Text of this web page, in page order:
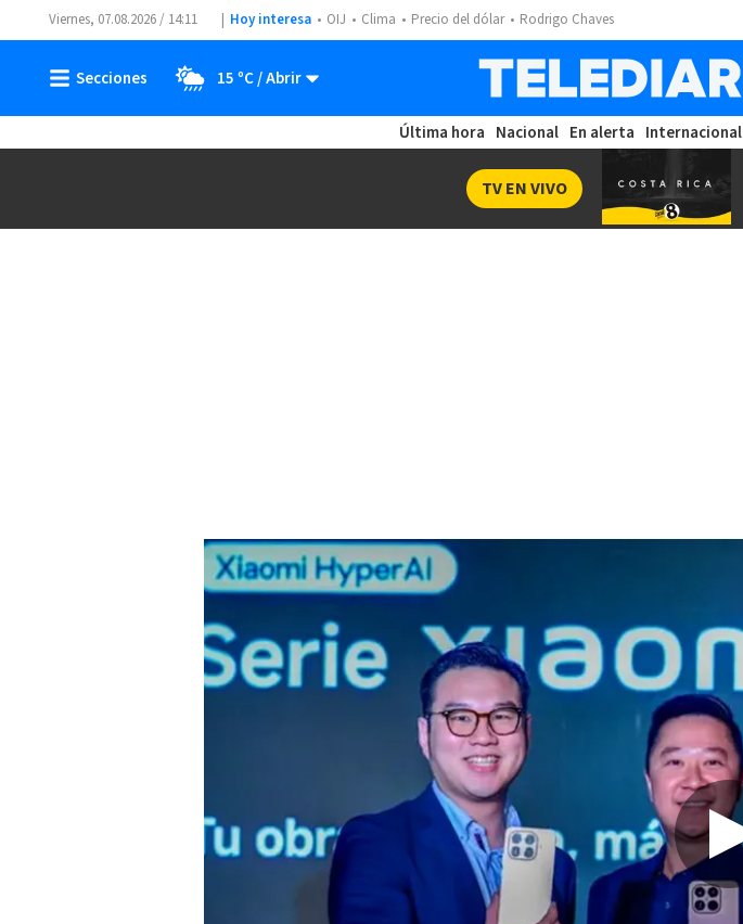
Viernes, 07.08.2026 / 14:11 Hoy interesa OIJ Clima Precio del dólar Rodrigo Chaves
15 ºC
Última hora Nacional En alerta Internacional
TV EN VIVO